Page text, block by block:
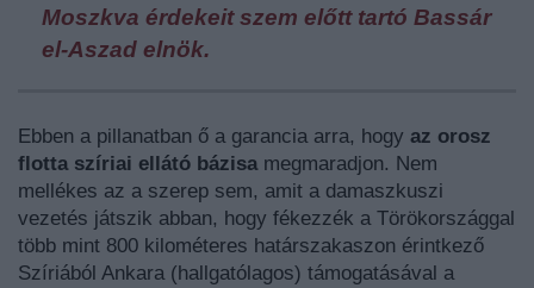
Moszkva érdekeit szem előtt tartó Bassár
el-Aszad elnök.
Ebben a pillanatban ő a garancia arra, hogy az orosz
flotta szíriai ellátó bázisamegmaradjon. Nem
mellékes az a szerep sem, amit a damaszkuszi
vezetés játszik abban, hogy fékezzék a Törökországgal
több mint 800 kilométeres határszakaszon érintkező
Szíriából Ankara (hallgatólagos) támogatásával a